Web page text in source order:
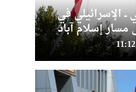
الإسرائيلي في
مسار إسلام آباد